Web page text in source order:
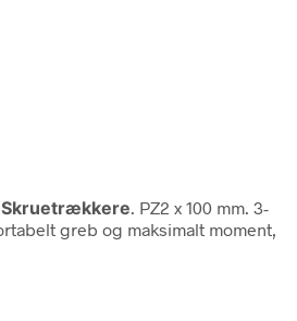
. PZ2 x 100 mm. 3-
greb og maksimalt moment,